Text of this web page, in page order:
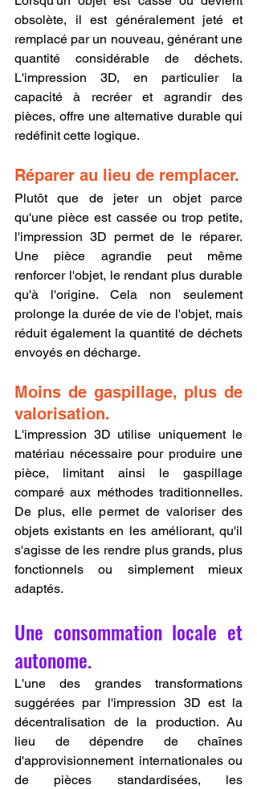
obsolète, il est généralement jeté et
remplacé par un nouveau, générant une
quantité considérable de déchets.
L'impression 3D, en particulier la
capacité à recréer et agrandir des
pièces, offre une alternative durable qui
redéfinit cette logique.
Réparer au lieu de remplacer.
Plutôt que de jeter un objet parce
qu'une pièce est cassée ou trop petite,
l'impression 3D permet de le réparer.
Une pièce agrandie peut même
renforcer l'objet, le rendant plus durable
qu'à l'origine. Cela non seulement
prolonge la durée de vie de l'objet, mais
réduit également la quantité de déchets
envoyés en décharge.
Moins de gaspillage, plus de
valorisation.
L'impression 3D utilise uniquement le
matériau nécessaire pour produire une
pièce, limitant ainsi le gaspillage
comparé aux méthodes traditionnelles.
De plus, elle permet de valoriser des
objets existants en les améliorant, qu'il
s'agisse de les rendre plus grands, plus
fonctionnels ou simplement mieux
adaptés.
Une consommation locale et
autonome.
L'une des grandes transformations
suggérées par l'impression 3D est la
décentralisation de la production. Au
lieu de dépendre de chaînes
d'approvisionnement internationales ou
de pièces standardisées, les